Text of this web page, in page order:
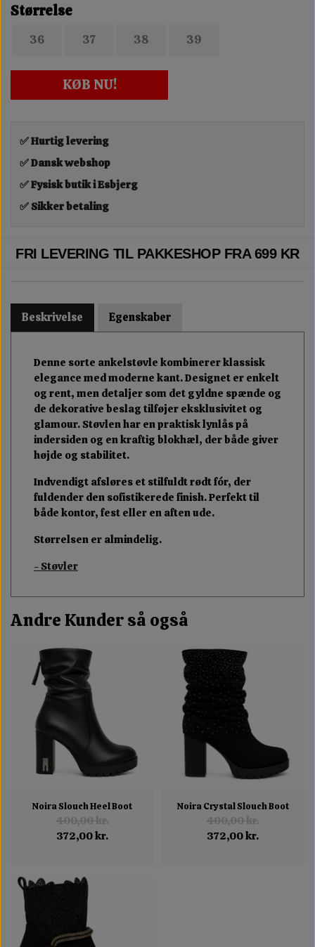
Størrelse
36 37 38 39
KØB NU!
✅ Hurtig levering
✅ Dansk webshop
✅ Fysisk butik i Esbjerg
✅ Sikker betaling
FRI LEVERING TIL PAKKESHOP FRA 699 KR
Beskrivelse Egenskaber
Denne sorte ankelstøvle kombinerer klassisk
elegance med moderne kant. Designet er enkelt
og rent, men detaljer som det gyldne spænde og
de dekorative beslag tilføjer eksklusivitet og
glamour. Støvlen har en praktisk lynlås på
indersiden og en kraftig blokhæl, der både giver
højde og stabilitet.
Indvendigt afsløres et stilfuldt rødt fór, der
fuldender den sofistikerede finish. Perfekt til
både kontor, fest eller en aften ude.
Størrelsen er almindelig.
- Støvler
Andre Kunder så også
Noira Slouch Heel Boot
400,00 kr.
372,00 kr.
Noira Crystal Slouch Boot
400,00 kr.
372,00 kr.